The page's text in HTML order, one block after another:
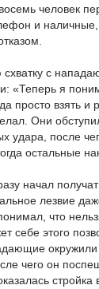
человек
и
схватку с
«Теперь я
просто взять и
Они
удара, после
остальные
начал
лезвие
что
себе этого
чего он
стройка